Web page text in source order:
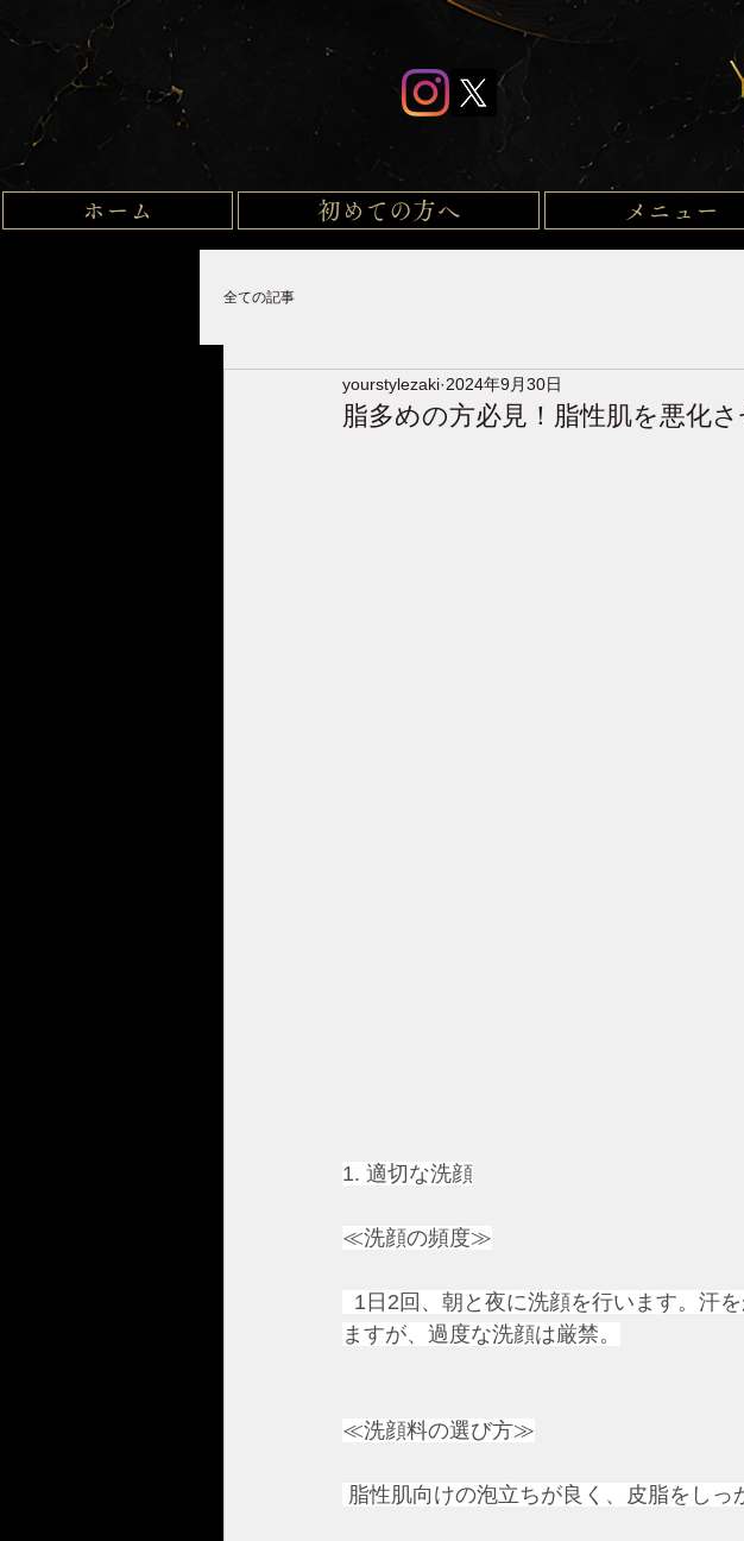
ホーム 初めての方へ メニュー
全ての記事
脂多めの方必見！脂性肌を悪化
yourstylezaki 2024年9月30日
1. 適切な洗顔
≪洗顔の頻度≫
1日2回、朝と夜に洗顔を行います。汗
ますが、過度な洗顔は厳禁。
≪洗顔料の選び方≫
脂性肌向けの泡立ちが良く、皮脂をしっ